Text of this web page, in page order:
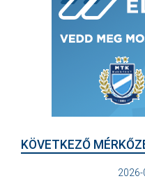
KÖVETKEZŐ